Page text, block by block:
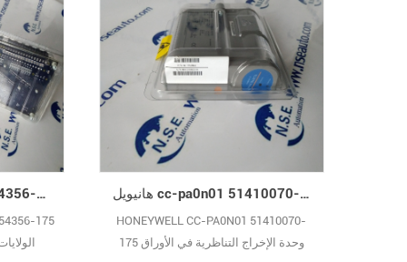
هانيويل 8c-pain01 51454356-175 وحدة 8c-pain01 الولايات المتحدة الأمريكية الجديدة
175
هانيويل cc-pa0n01 51410070-175 وحدة الانتاج التناظرية في الأوراق المالية
HONEYWELL CC-PA0N01 51410070-
175 وحدة الإخراج التناظرية في الأوراق